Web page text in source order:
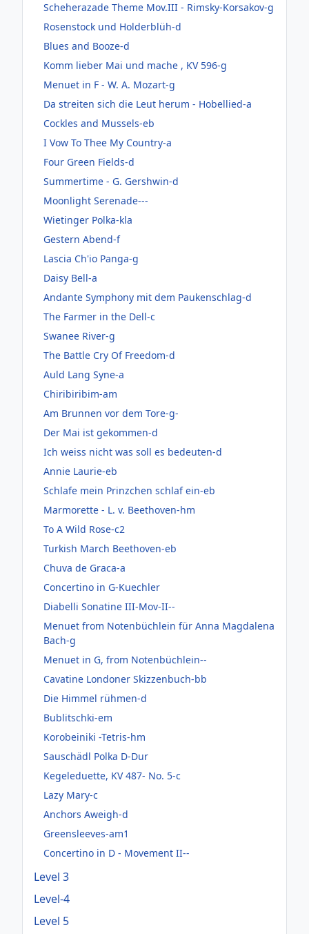
Scheherazade Theme Mov.III - Rimsky-Korsakov-g
Rosenstock und Holderblüh-d
Blues and Booze-d
Komm lieber Mai und mache , KV 596-g
Menuet in F - W. A. Mozart-g
Da streiten sich die Leut herum - Hobellied-a
Cockles and Mussels-eb
I Vow To Thee My Country-a
Four Green Fields-d
Summertime - G. Gershwin-d
Moonlight Serenade---
Wietinger Polka-kla
Gestern Abend-f
Lascia Ch'io Panga-g
Daisy Bell-a
Andante Symphony mit dem Paukenschlag-d
The Farmer in the Dell-c
Swanee River-g
The Battle Cry Of Freedom-d
Auld Lang Syne-a
Chiribiribim-am
Am Brunnen vor dem Tore-g-
Der Mai ist gekommen-d
Ich weiss nicht was soll es bedeuten-d
Annie Laurie-eb
Schlafe mein Prinzchen schlaf ein-eb
Marmorette - L. v. Beethoven-hm
To A Wild Rose-c2
Turkish March Beethoven-eb
Chuva de Graca-a
Concertino in G-Kuechler
Diabelli Sonatine III-Mov-II--
Menuet from Notenbüchlein für Anna Magdalena
Bach-g
Menuet in G, from Notenbüchlein--
Cavatine Londoner Skizzenbuch-bb
Die Himmel rühmen-d
Bublitschki-em
Korobeiniki -Tetris-hm
Sauschädl Polka D-Dur
Kegeleduette, KV 487- No. 5-c
Lazy Mary-c
Anchors Aweigh-d
Greensleeves-am1
Concertino in D - Movement II--
Level 3
Level-4
Level 5